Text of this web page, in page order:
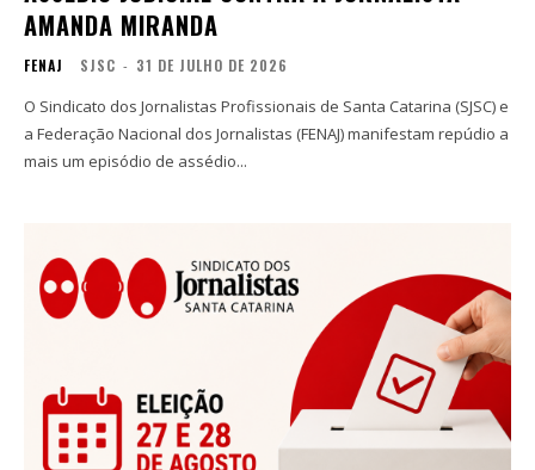
AMANDA MIRANDA
FENAJ SJSC - 31 DE JULHO DE 2026
O Sindicato dos Jornalistas Profissionais de Santa Catarina (SJSC) e
a Federação Nacional dos Jornalistas (FENAJ) manifestam repúdio a
mais um episódio de assédio...